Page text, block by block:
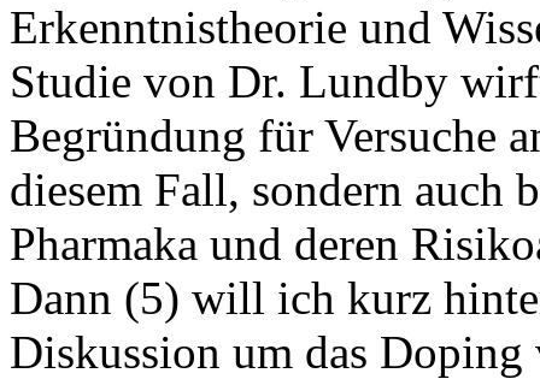
Erkenntnistheorie und
Studie von Dr. Lundby
Begründung für Versuche
diesem Fall, sondern auch
Pharmaka und deren
Dann (5) will ich kurz
Diskussion um das Doping